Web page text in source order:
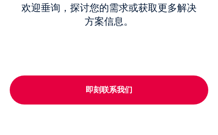
欢迎垂询，探讨您的需求或获取更多解决
方案信息。
即刻联系我们